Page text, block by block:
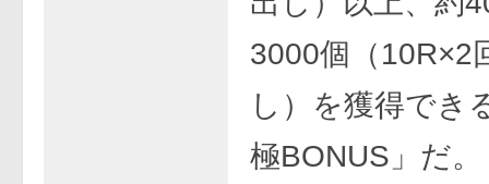
3000個（10R×2
し）を獲得でき
極BONUS」だ。